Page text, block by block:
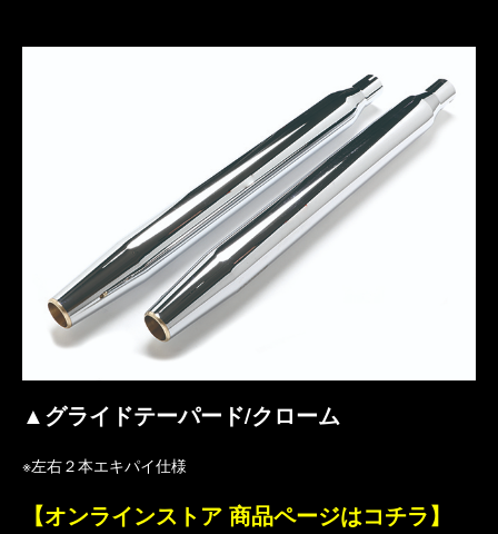
▲グライドテーパード/クローム
※左右２本エキパイ仕様
【オンラインストア 商品ページはコチラ】